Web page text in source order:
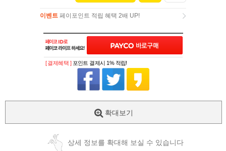
이벤트 페이포인트 적립 혜택 2배 UP!
[ 결제혜택 ] 포인트 결제시 1% 적립!
확대보기
상세 정보를 확대해 보실 수 있습니다